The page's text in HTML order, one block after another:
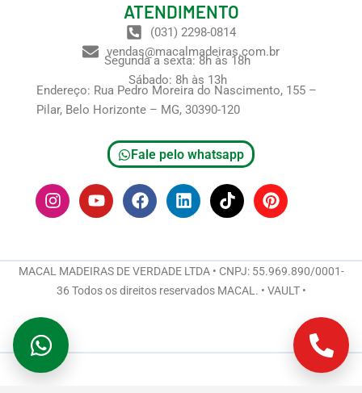
ATENDIMENTO
(031) 2298-0814
vendas@macalmadeiras.com.br
Segunda a sexta: 8h às 18h
Sábado: 8h às 13h
Endereço: Rua Pedro Moreira do Nascimento, 155 –
Pilar, Belo Horizonte – MG, 30390-120
Fale pelo whatsapp
I
n
s
g
r
m
Y
o
u
b
e
F
a
c
o
o
L
i
n
d
i
T
i
k
k
P
i
n
r
e
MACAL MADEIRAS DE VERDADE LTDA • CNPJ: 55.969.890/0001-
36 Todos os direitos reservados MACAL. • VAULT •